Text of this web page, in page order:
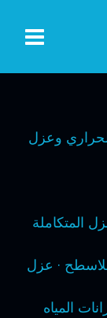
وعزل
المتكاملة
للاسطح · عزل
المياه